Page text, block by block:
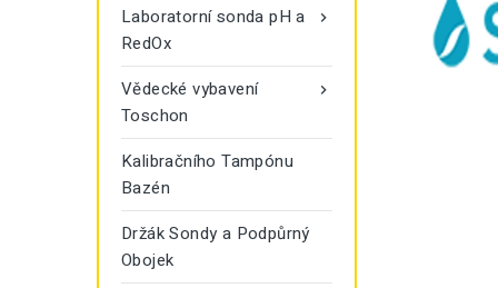

Laboratorní sonda pH a
RedOx

Vědecké vybavení
Toschon
Kalibračního Tampónu
Bazén
Držák Sondy a Podpůrný
Obojek